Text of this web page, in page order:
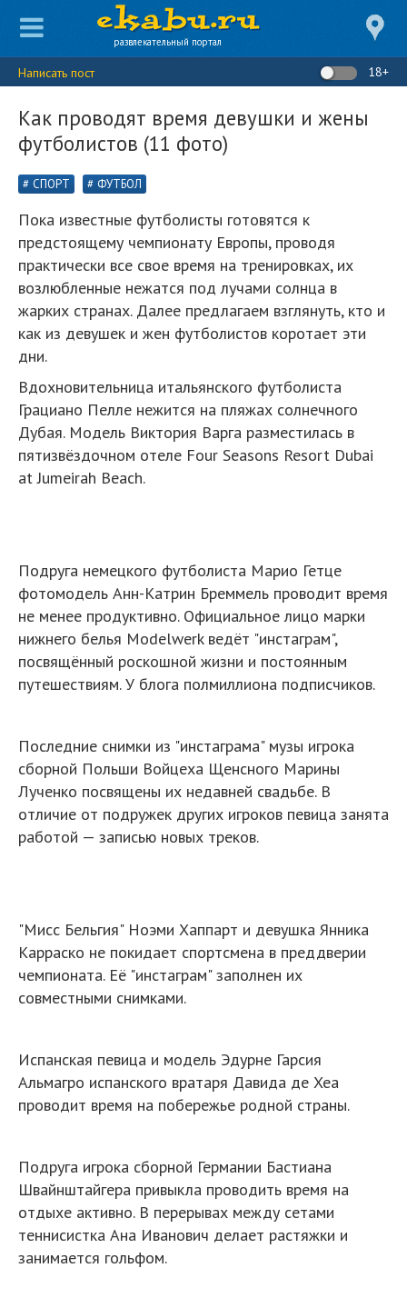
развлекательный портал
Написать пост 18+
Как проводят время девушки и жены
футболистов (11 фото)
СПОРТ ФУТБОЛ
Пока известные футболисты готовятся к
предстоящему чемпионату Европы, проводя
практически все свое время на тренировках, их
возлюбленные нежатся под лучами солнца в
жарких странах. Далее предлагаем взглянуть, кто и
как из девушек и жен футболистов коротает эти
дни.
Вдохновительница итальянского футболиста
Грациано Пелле нежится на пляжах солнечного
Дубая. Модель Виктория Варга разместилась в
пятизвёздочном отеле Four Seasons Resort Dubai
at Jumeirah Beach.
Подруга немецкого футболиста Марио Гетце
фотомодель Анн-Катрин Бреммель проводит время
не менее продуктивно. Официальное лицо марки
нижнего белья Modelwerk ведёт "инстаграм",
посвящённый роскошной жизни и постоянным
путешествиям. У блога полмиллиона подписчиков.
Последние снимки из "инстаграма" музы игрока
сборной Польши Войцеха Щенсного Марины
Лученко посвящены их недавней свадьбе. В
отличие от подружек других игроков певица занята
работой — записью новых треков.
"Мисс Бельгия" Ноэми Хаппарт и девушка Янника
Карраско не покидает спортсмена в преддверии
чемпионата. Её "инстаграм" заполнен их
совместными снимками.
Испанская певица и модель Эдурне Гарсия
Альмагро испанского вратаря Давида де Хеа
проводит время на побережье родной страны.
Подруга игрока сборной Германии Бастиана
Швайнштайгера привыкла проводить время на
отдыхе активно. В перерывах между сетами
теннисистка Ана Иванович делает растяжки и
занимается гольфом.